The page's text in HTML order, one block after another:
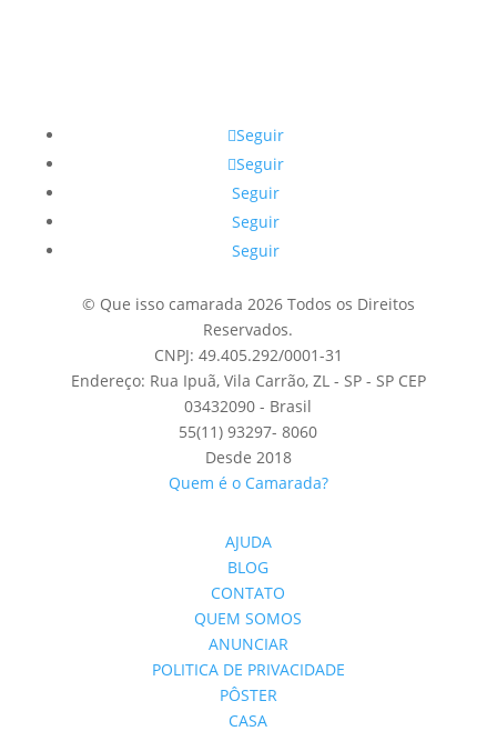
Seguir
Seguir
Seguir
Seguir
Seguir
© Que isso camarada 2026 Todos os Direitos
Reservados.
CNPJ: 49.405.292/0001-31
Endereço: Rua Ipuã, Vila Carrão, ZL - SP - SP CEP
03432090 - Brasil
55(11) 93297- 8060
Desde 2018
Quem é o Camarada?
AJUDA
BLOG
CONTATO
QUEM SOMOS
ANUNCIAR
POLITICA DE PRIVACIDADE
PÔSTER
CASA